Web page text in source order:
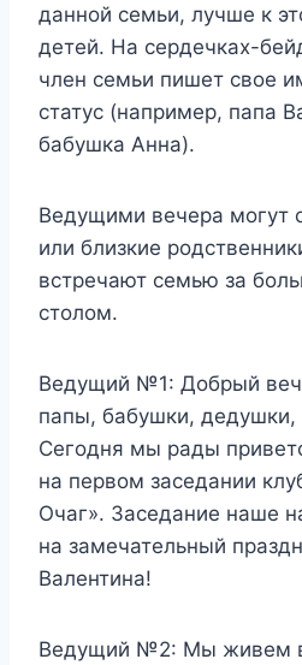
данной семьи, лучше к
детей. На сердечках-
член семьи пишет свое
статус (например, папа
бабушка Анна).
Ведущими вечера могут
или близкие
встречают семью за
столом.
Ведущий №1: Добрый
папы, бабушки, дедушки,
Сегодня мы рады
на первом заседании
Очаг». Заседание наше
на замечательный
Валентина!
Ведущий №2: Мы живем